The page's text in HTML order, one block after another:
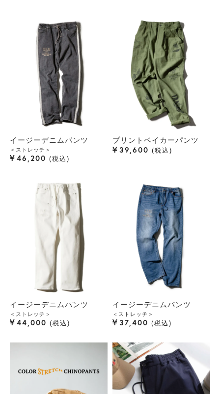
イージーデニムパンツ
＜ストレッチ＞
¥ 46,200 税込
プリントベイカーパンツ
¥ 39,600 税込
イージーデニムパンツ
＜ストレッチ＞
¥ 44,000 税込
イージーデニムパンツ
＜ストレッチ＞
¥ 37,400 税込